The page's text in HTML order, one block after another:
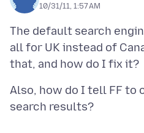
10/31/11, 1:57 AM
The default search
all for UK instead of
Also, how do I tell FF to